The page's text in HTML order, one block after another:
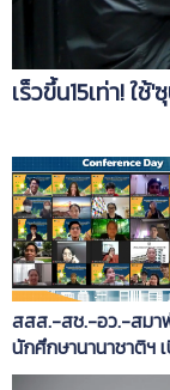
เร็วขึ้น15เท่า!
สสส.-สช.-อว.-สมา
นักศึกษานานาชาติฯ
ปัญหา PM2.5